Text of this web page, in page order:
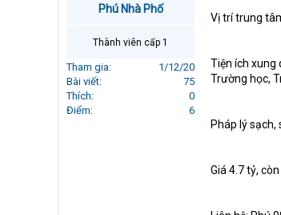
Phú Nhà Phố
Thành viên cấp 1
Tham gia
1/12/20
Bài viết
75
Thích
0
Điểm
6
Vị trí trung
Tiện ích xung
Trường học,
Pháp lý sạch,
Giá 4.7 tỷ,